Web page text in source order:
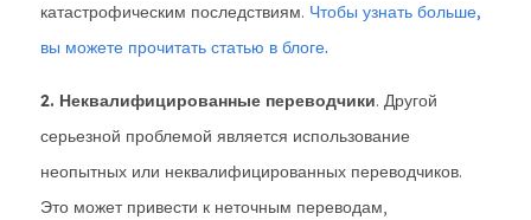
катастрофическим последствиям. Чтобы узнать больше,
вы можете прочитать статью в блоге.
2. Неквалифицированные переводчики. Другой
серьезной проблемой является использование
неопытных или неквалифицированных переводчиков.
Это может привести к неточным переводам,